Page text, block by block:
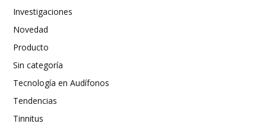
Investigaciones
Novedad
Producto
Sin categoría
Tecnología en Audífonos
Tendencias
Tinnitus